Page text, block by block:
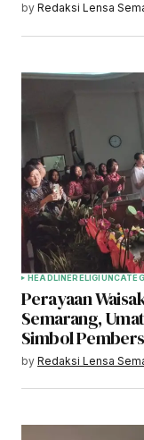
by Redaksi Lensa
HEADLINERELIGI
Perayaan
Semarang,
Simbol
by Redaksi Lensa